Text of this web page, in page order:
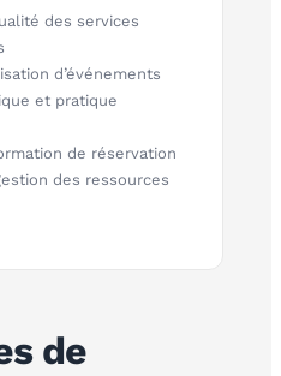
des services
d’événements
et pratique
de réservation
des ressources
de